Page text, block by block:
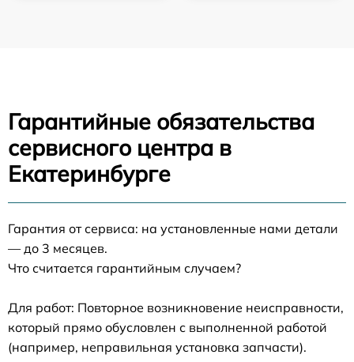
Гарантийные обязательства
сервисного центра в
Екатеринбурге
Гарантия от сервиса: на установленные нами детали
— до 3 месяцев.
Что считается гарантийным случаем?
Для работ: Повторное возникновение неисправности,
который прямо обусловлен с выполненной работой
(например, неправильная установка запчасти).